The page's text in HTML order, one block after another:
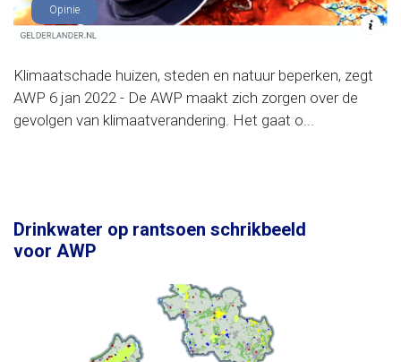
Opinie
Klimaatschade huizen, steden en natuur beperken, zegt
AWP 6 jan 2022 - De AWP maakt zich zorgen over de
gevolgen van klimaatverandering. Het gaat o...
Drinkwater op rantsoen schrikbeeld
voor AWP